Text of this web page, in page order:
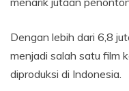
Dengan lebih dari 6,8
menjadi salah satu film
diproduksi di Indonesia.